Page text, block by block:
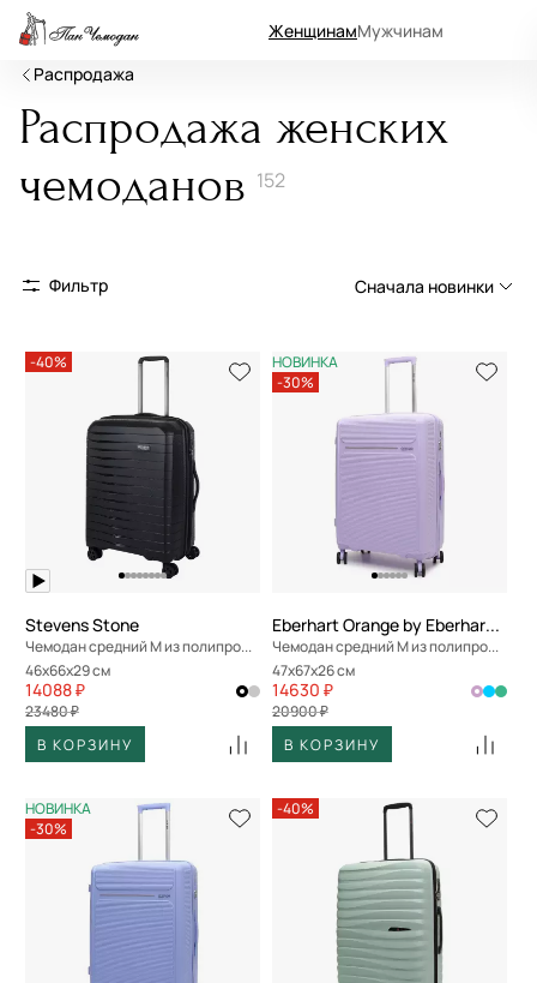
ЖенщинамМужчинам
Распродажа
Распродажа женских
чемоданов 152
Фильтр Сначала новинки
Сначала новинки
Сначала популярные
По возрастанию цены
По убыванию цены
По размеру скидки
По скорости доставки
-40%
Stevens Stone
Чемодан средний M из полипропилена
46x66x29 см
14088 ₽
23480 ₽
В КОРЗИНУ
НОВИНКА
-30%
Eberhart Orange by Eberhart Weekend
Чемодан средний M из полипропилена
47x67x26 см
14630 ₽
20900 ₽
В КОРЗИНУ
НОВИНКА
-30%
-40%